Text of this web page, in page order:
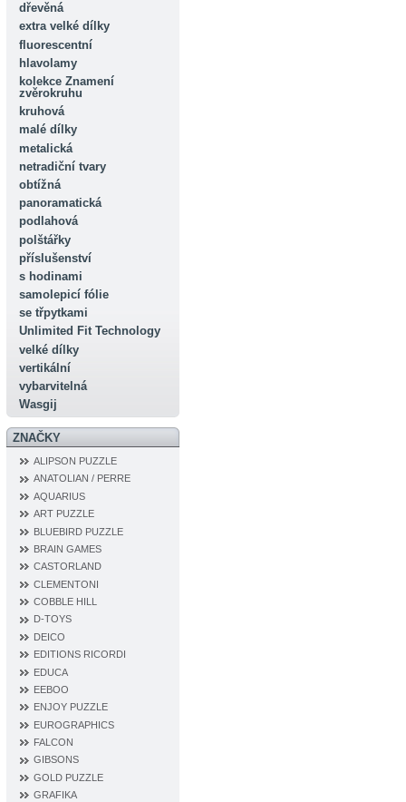
dřevěná
extra velké dílky
fluorescentní
hlavolamy
kolekce Znamení
zvěrokruhu
kruhová
malé dílky
metalická
netradiční tvary
obtížná
panoramatická
podlahová
polštářky
příslušenství
s hodinami
samolepicí fólie
se třpytkami
Unlimited Fit Technology
velké dílky
vertikální
vybarvitelná
Wasgij
ZNAČKY
ALIPSON PUZZLE
ANATOLIAN / PERRE
AQUARIUS
ART PUZZLE
BLUEBIRD PUZZLE
BRAIN GAMES
CASTORLAND
CLEMENTONI
COBBLE HILL
D‐TOYS
DEICO
EDITIONS RICORDI
EDUCA
EEBOO
ENJOY PUZZLE
EUROGRAPHICS
FALCON
GIBSONS
GOLD PUZZLE
GRAFIKA